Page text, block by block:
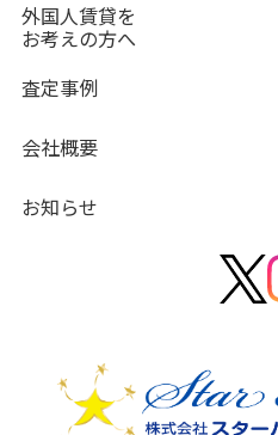
外国人賃貸を
お考えの方へ
査定事例
会社概要
お知らせ